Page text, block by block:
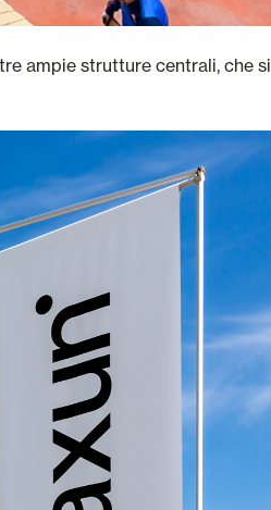
ampie strutture centrali, che si